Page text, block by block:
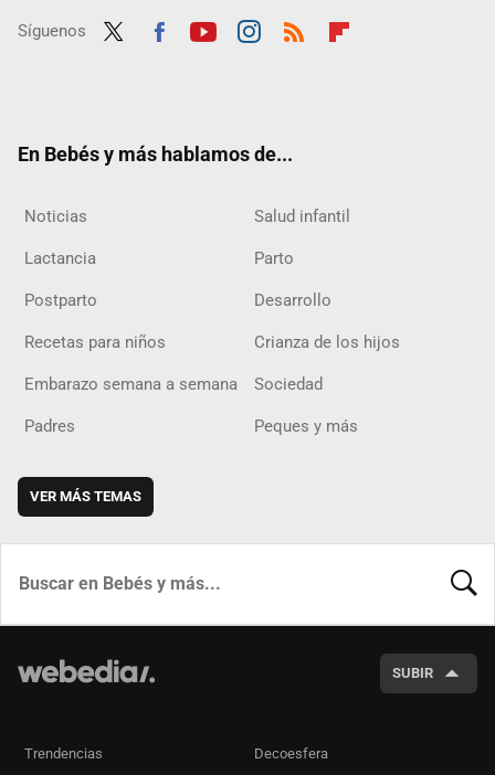
Síguenos
En Bebés y más hablamos de...
Noticias Salud infantil
Lactancia Parto
Postparto Desarrollo
Recetas para niños Crianza de los hijos
Embarazo semana a semana Sociedad
Padres Peques y más
VER MÁS TEMAS
SUBIR
Trendencias Decoesfera